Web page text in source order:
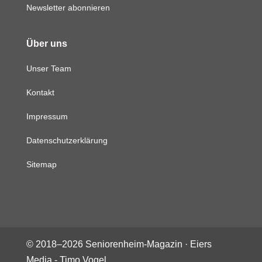
Newsletter abonnieren
Über uns
Unser Team
Kontakt
Impressum
Datenschutzerklärung
Sitemap
© 2018–2026Seniorenheim-Magazin · Eiers